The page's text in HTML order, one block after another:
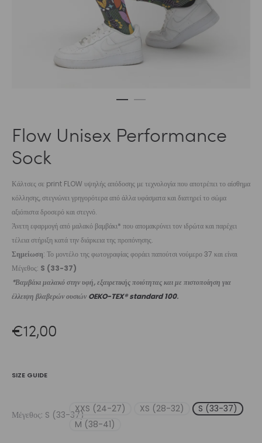
Flow Unisex Performance
Sock
Κάλτσες σε print FLOW υψηλής απόδοσης με τεχνολογία που αποτρέπει το αίσθημα
κόλλησης, στεγνώνει γρηγορότερα από άλλα υφάσματα και διατηρεί το σώμα
αξιόπιστα δροσερό και στεγνό.
Άνετη εφαρμογή από μαλακό βαμβάκι* που απομακρύνει τον ιδρώτα και παρέχει
τέλεια στήριξη κατά την διάρκεια της προπόνησης.
Σημείωση: Το μοντέλο της φωτογραφίας φοράει παπούτσι νούμερο 37 και είναι
Μέγεθος: S (33-37)
*Βαμβάκι μαλακό στην υφή, εξαιρετικής ποιότητας και με πιστοποίηση για
έλλειψη βλαβερών ουσιών OEKO-TEX® standard 100.
€12,00
SIZE GUIDE
Μέγεθος S (33-37)
XXS (24-27) XS (28-32)
S (33-37)
M (38-41)